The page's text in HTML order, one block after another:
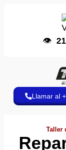
👁️ 21
Llamar al
Taller
📱